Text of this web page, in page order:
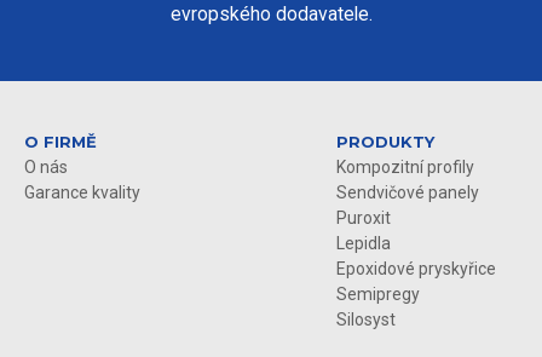
evropského dodavatele.
O FIRMĚ
O nás
Garance kvality
PRODUKTY
Kompozitní profily
Sendvičové panely
Puroxit
Lepidla
Epoxidové pryskyřice
Semipregy
Silosyst